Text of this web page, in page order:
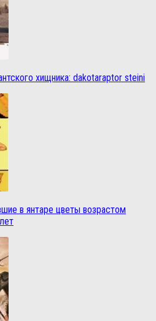
хищника: dakotaraptor steini
в янтаре цветы возрастом